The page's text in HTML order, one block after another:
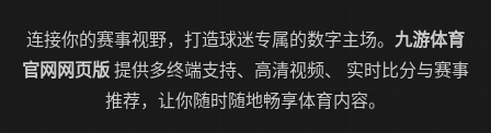
连接你的赛事视野，打造球迷专属的数字主场。 九游体育
官网网页版提供多终端支持、高清视频、 实时比分与赛事
推荐，让你随时随地畅享体育内容。